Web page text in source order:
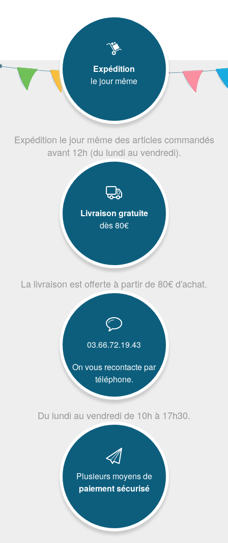
Expédition
le jour même
Expédition le jour même des articles commandés
avant 12h (du lundi au vendredi).
Livraison gratuite
dès 80€
La livraison est offerte à partir de 80€ d'achat.
03.66.72.19.43
On vous recontacte par
téléphone.
Du lundi au vendredi de 10h à 17h30.
Plusieurs moyens de
paiement sécurisé